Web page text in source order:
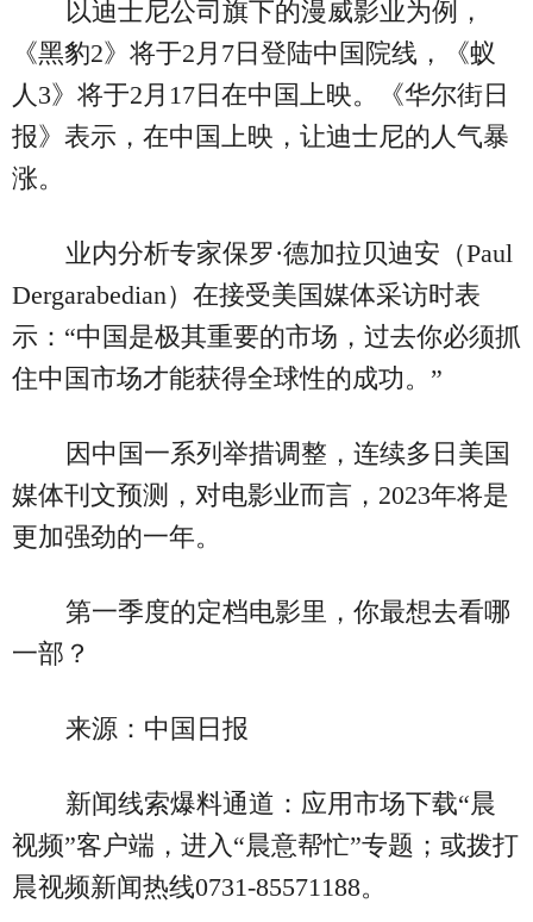
以迪士尼公司旗下的漫威影业为例，
《黑豹2》将于2月7日登陆中国院线，《蚁
人3》将于2月17日在中国上映。《华尔街日
报》表示，在中国上映，让迪士尼的人气暴
涨。
业内分析专家保罗·德加拉贝迪安（Paul
Dergarabedian）在接受美国媒体采访时表
示：“中国是极其重要的市场，过去你必须抓
住中国市场才能获得全球性的成功。”
因中国一系列举措调整，连续多日美国
媒体刊文预测，对电影业而言，2023年将是
更加强劲的一年。
第一季度的定档电影里，你最想去看哪
一部？
来源：中国日报
新闻线索爆料通道：应用市场下载“晨
视频”客户端，进入“晨意帮忙”专题；或拨打
晨视频新闻热线0731-85571188。